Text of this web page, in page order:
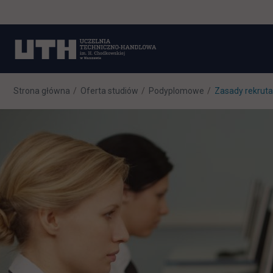
Strona główna Oferta studiów Podyplomowe Zasady